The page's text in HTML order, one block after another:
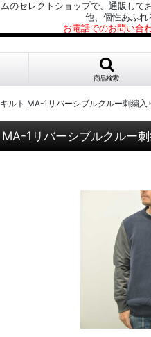
のセレクトショップで、通販し
他、個性あふれ
お電話でのお問い合
商品検索
キルト MA-1リバーシブルクルー刺
MA-1リバーシブルクル